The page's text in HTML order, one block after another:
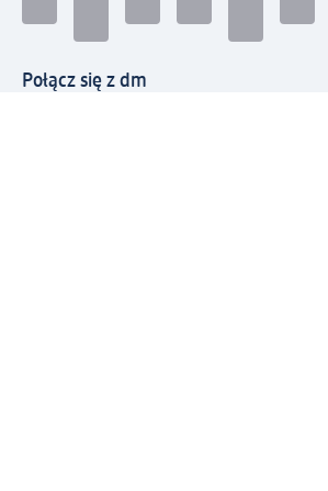
Połącz się z dm